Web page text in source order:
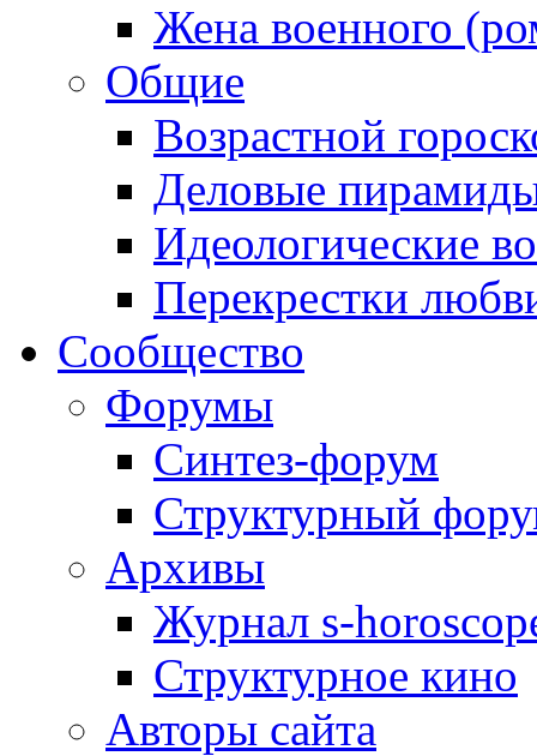
Жена военного
Общие
Возрастной
Деловые
Идеологические
Перекрестки
Сообщество
Форумы
Синтез-форум
Структурный
Архивы
Журнал s-
Структурное кино
Авторы сайта